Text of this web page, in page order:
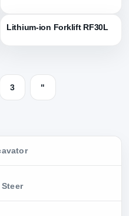
Lithium-ion Forklift RF30L
3 "